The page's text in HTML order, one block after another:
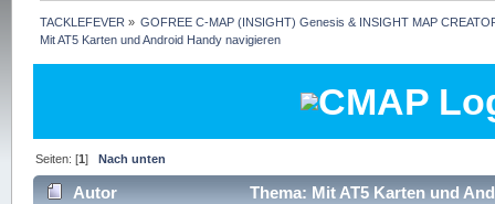
TACKLEFEVER » GOFREE C-MAP (INSIGHT) Genesis & INSIGHT MAP
Mit AT5 Karten und Android Handy navigieren
Seiten: [1]Nach unten
Autor Thema: Mit AT5 Karten und